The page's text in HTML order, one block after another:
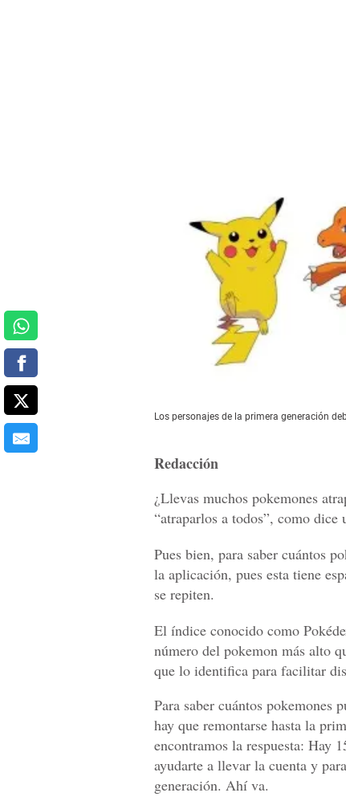
Los personajes de la primera generación
Redacción
¿Llevas muchos pokemones
“atraparlos a todos”, como
Pues bien, para saber cuántos
la aplicación, pues esta tiene
se repiten.
El índice conocido como
número del pokemon más alto
que lo identifica para facilitar
Para saber cuántos pokemones
hay que remontarse hasta la
encontramos la respuesta: Hay
ayudarte a llevar la cuenta y
generación. Ahí va.